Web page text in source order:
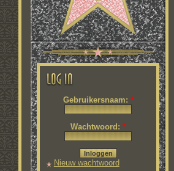
Gebruikersnaam: *
Wachtwoord: *
Nieuw wachtwoord